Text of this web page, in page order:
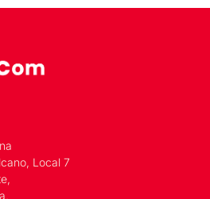
Local 7